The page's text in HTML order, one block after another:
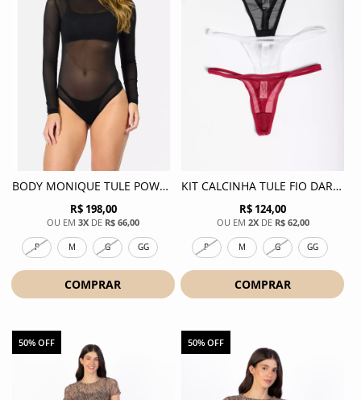
BODY MONIQUE TULE POWER - PRETO
R$ 198,00
3X DE R$ 66,00
P M G GG
COMPRAR
KIT CALCINHA TULE FIO DARA - MIX
R$ 124,00
2XDE R$ 62,00
P M G GG
COMPRAR
50% OFF 50% OFF